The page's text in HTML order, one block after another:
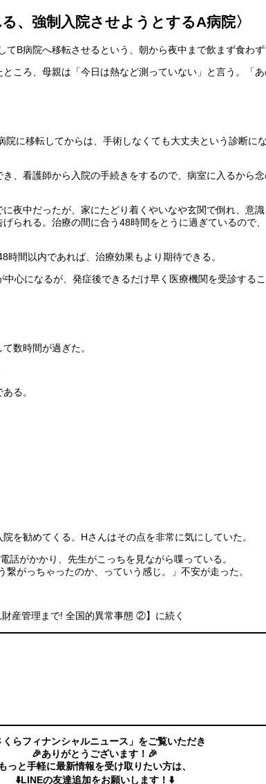
、強制入院させようとするA病院〉
B病院へ移転させるという、朝から夜中まで飲まず食わ
ころ、母親は「今日は熱など測っていない」と言う。「
に移転してからは、手術しなくても大丈夫という診断にな
、看護師から入院の手続きをするので、病室に入るから
夜中だったが、家にたどり着くやいなや玄関で倒れ、意識
られる。治療の間に合う48時間をとうに過ぎているので
間以内であれば、治療効果もより期待できる。
心になるが、発症後できるだけ早く医療機関を受診する
数時間が過ぎた。
る。
を勧めてくる。Hさんはその点を非常に気にしていた。
がかかり、先生がこっちを見ながら喋っている。
がっちゃったのか、っていう感じ。」不安が走った。
産管理まで! 全国的異常事態 ②】に続く
くらフィナンシャルニュース」をご覧いただき
🎉ありがとうございます！🎉
もっと手軽に最新情報を受け取りたい方は、
⬇️LINEの友達追加をお願いします！⬇️